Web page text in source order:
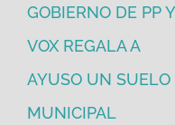
GOBIERNO DE PP Y
VOX REGALA A
AYUSO UN SUELO
MUNICIPAL